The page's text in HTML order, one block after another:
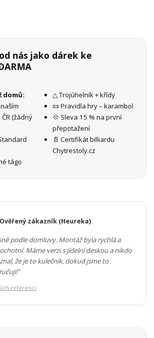
nás jako dárek ke
domů:
(žádný
tágo
△ Trojúhelník + křídy
📜 Pravidla hry – karambol
💠 Sleva 15 % na první
přepotažení
📄 Certifikát billiardu
Chytrestoly.cz
Ověřený zákazník (Heureka)
podle domluvy. Montáž byla rychlá a
Máme verzi s jídelní deskou a nikdo
že je to kulečník, dokud jsme to
referencí